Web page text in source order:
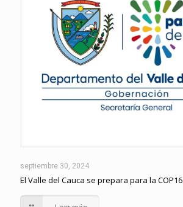
septiembre 30, 2024
El Valle del Cauca se prepara para la COP16